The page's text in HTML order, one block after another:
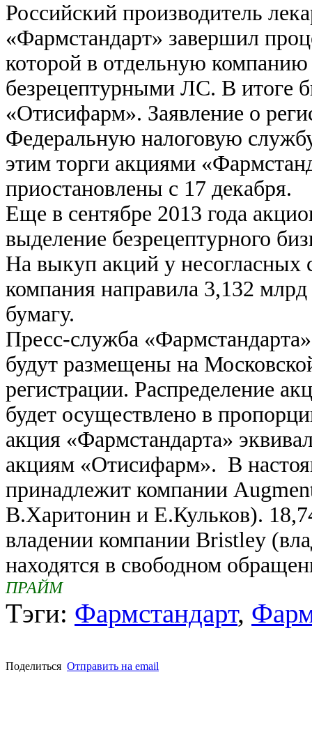
Российский производитель
«Фармстандарт» завершил
которой в отдельную
безрецептурными ЛС. В итоге
«Отисифарм». Заявление о
Федеральную налоговую
этим торги акциями
приостановлены с 17 декабря.
Еще в сентябре 2013 года
выделение безрецептурного
На выкуп акций у несогласных
компания направила 3,132
бумагу.
Пресс-служба
будут размещены на
регистрации. Распределение
будет осуществлено в
акция «Фармстандарта»
акциям «Отисифарм». В
принадлежит компании
В.Харитонин и Е.Кульков).
владении компании Bristley
находятся в свободном
ПРАЙМ
Тэги: Фармстандарт,
Поделиться Отправить на email